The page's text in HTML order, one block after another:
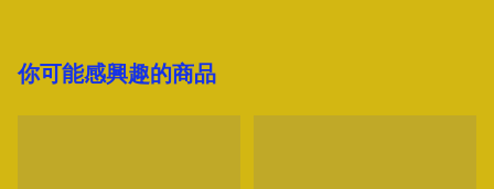
你可能感興趣的商品